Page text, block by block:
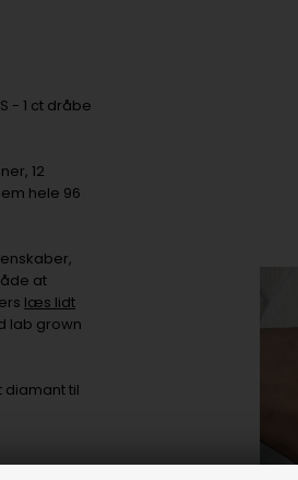
- 1 ct dråbe
12
hele 96
at
læs lidt
lab grown
diamant til